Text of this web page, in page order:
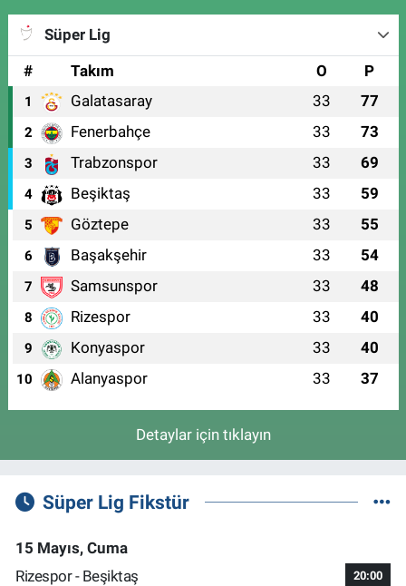
Süper Lig
#
Takım O P
1 Galatasaray 33 77
2 Fenerbahçe 33 73
3 Trabzonspor 33 69
4 Beşiktaş 33 59
5 Göztepe 33 55
6 Başakşehir 33 54
7 Samsunspor 33 48
8 Rizespor 33 40
9 Konyaspor 33 40
10 Alanyaspor 33 37
Detaylar için tıklayın
Süper Lig Fikstür
15 Mayıs, Cuma
Rizespor - Beşiktaş
20:00